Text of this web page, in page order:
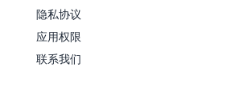
隐私协议
应用权限
联系我们